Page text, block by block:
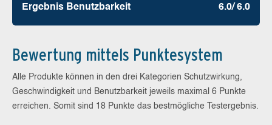
Ergebnis Benutz­barkeit 6.0/ 6.0
Bewertung mittels Punktesystem
Alle Produkte können in den drei Kategorien Schutzwirkung,
Geschwindigkeit und Benutzbarkeit jeweils maximal 6 Punkte
erreichen. Somit sind 18 Punkte das bestmögliche Testergebnis.